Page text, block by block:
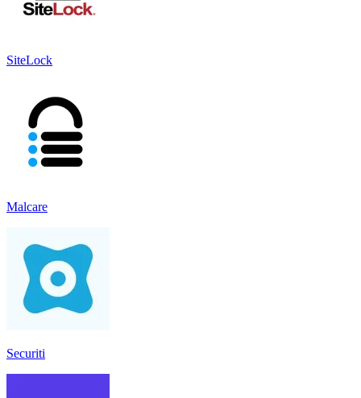
SiteLock
Malcare
Securiti